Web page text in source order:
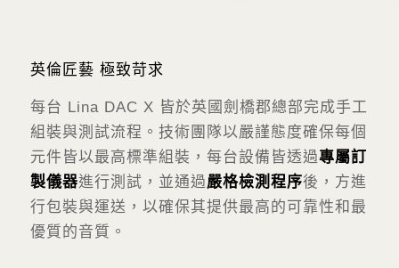
英倫匠藝 極致苛求
每台 Lina DAC X 皆於英國劍橋郡總部完成手工
組裝與測試流程。技術團隊以嚴謹態度確保每個
元件皆以最高標準組裝，每台設備皆透過專屬訂
製儀器進行測試，並通過嚴格檢測程序後，方進
行包裝與運送，以確保其提供最高的可靠性和最
優質的音質。